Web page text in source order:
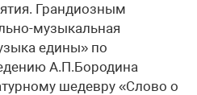
Грандиозным
музыкальная
едины» по
А.П.Бородина
шедевру «Слово о